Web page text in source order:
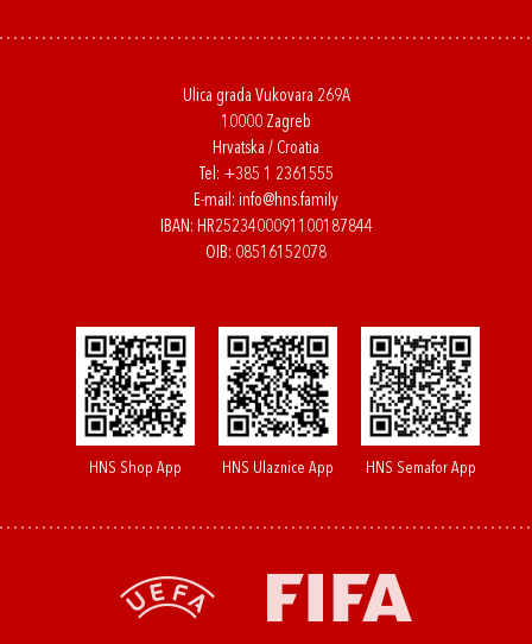
Ulica grada Vukovara 269A
10000 Zagreb
Hrvatska / Croatia
Tel: +385 1 2361555
E-mail: info@hns.family
IBAN: HR2523400091100187844
OIB: 08516152078
HNS Shop App HNS Ulaznice App HNS Semafor App